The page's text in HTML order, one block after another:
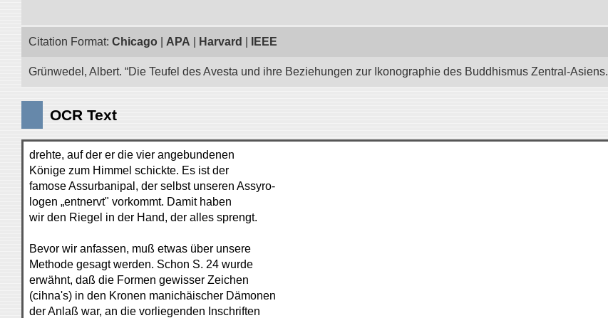
Citation Format: Chicago APA Harvard IEEE
Grünwedel, Albert. “Die Teufel des Avesta und ihre Beziehungen zur Ikonographie des Buddhismus Zentral-
OCR Text
drehte, auf der er die vier angebundenen
Könige zum Himmel schickte. Es ist der
famose Assurbanipal, der selbst unseren Assyro-
logen „entnervt" vorkommt. Damit haben
wir den Riegel in der Hand, der alles sprengt.
Bevor wir anfassen, muß etwas über unsere
Methode gesagt werden. Schon S. 24 wurde
erwähnt, daß die Formen gewisser Zeichen
(cihna's) in den Kronen manichäischer Dämonen
der Anlaß war, an die vorliegenden Inschriften